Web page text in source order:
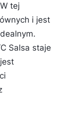
tej
i jest
Salsa staje